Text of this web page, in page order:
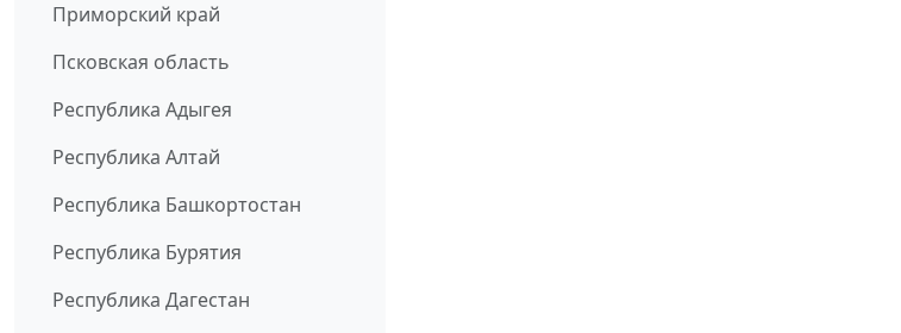
Приморский край
Псковская область
Республика Адыгея
Республика Алтай
Республика Башкортостан
Республика Бурятия
Республика Дагестан